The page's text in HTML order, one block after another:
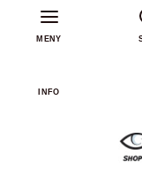
MENY
INFO